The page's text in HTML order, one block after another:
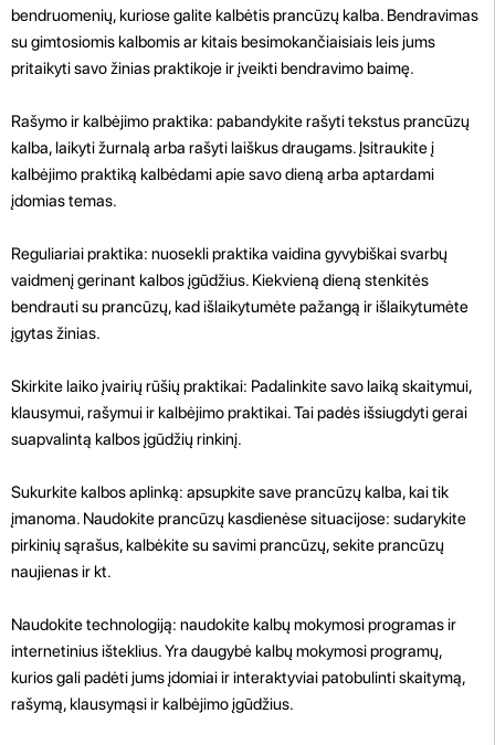
bendruomenių, kuriose galite kalbėtis prancūzų kalba. Bendravimas
su gimtosiomis kalbomis ar kitais besimokančiaisiais leis jums
pritaikyti savo žinias praktikoje ir įveikti bendravimo baimę.
Rašymo ir kalbėjimo praktika: pabandykite rašyti tekstus prancūzų
kalba, laikyti žurnalą arba rašyti laiškus draugams. Įsitraukite į
kalbėjimo praktiką kalbėdami apie savo dieną arba aptardami
įdomias temas.
Reguliariai praktika: nuosekli praktika vaidina gyvybiškai svarbų
vaidmenį gerinant kalbos įgūdžius. Kiekvieną dieną stenkitės
bendrauti su prancūzų, kad išlaikytumėte pažangą ir išlaikytumėte
įgytas žinias.
Skirkite laiko įvairių rūšių praktikai: Padalinkite savo laiką skaitymui,
klausymui, rašymui ir kalbėjimo praktikai. Tai padės išsiugdyti gerai
suapvalintą kalbos įgūdžių rinkinį.
Sukurkite kalbos aplinką: apsupkite save prancūzų kalba, kai tik
įmanoma. Naudokite prancūzų kasdienėse situacijose: sudarykite
pirkinių sąrašus, kalbėkite su savimi prancūzų, sekite prancūzų
naujienas ir kt.
Naudokite technologiją: naudokite kalbų mokymosi programas ir
internetinius išteklius. Yra daugybė kalbų mokymosi programų,
kurios gali padėti jums įdomiai ir interaktyviai patobulinti skaitymą,
rašymą, klausymąsi ir kalbėjimo įgūdžius.